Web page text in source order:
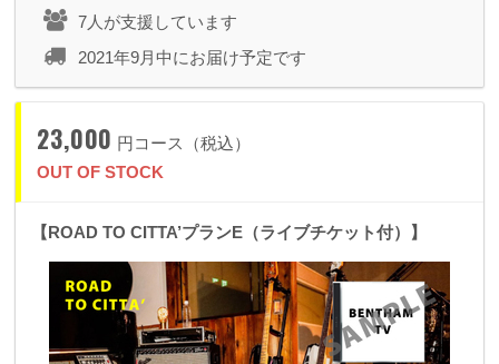
7人が支援しています
2021年9月中にお届け予定です
23,000 円コース（税込）
OUT OF STOCK
【ROAD TO CITTA’プランE（ライブチケット付）】